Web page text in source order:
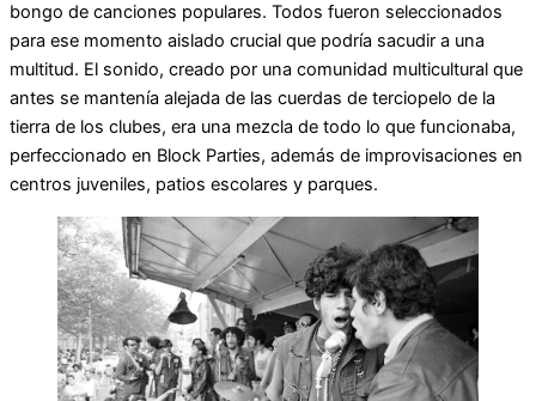
bongo de canciones populares. Todos fueron seleccionados
para ese momento aislado crucial que podría sacudir a una
multitud. El sonido, creado por una comunidad multicultural que
antes se mantenía alejada de las cuerdas de terciopelo de la
tierra de los clubes, era una mezcla de todo lo que funcionaba,
perfeccionado en Block Parties, además de improvisaciones en
centros juveniles, patios escolares y parques.